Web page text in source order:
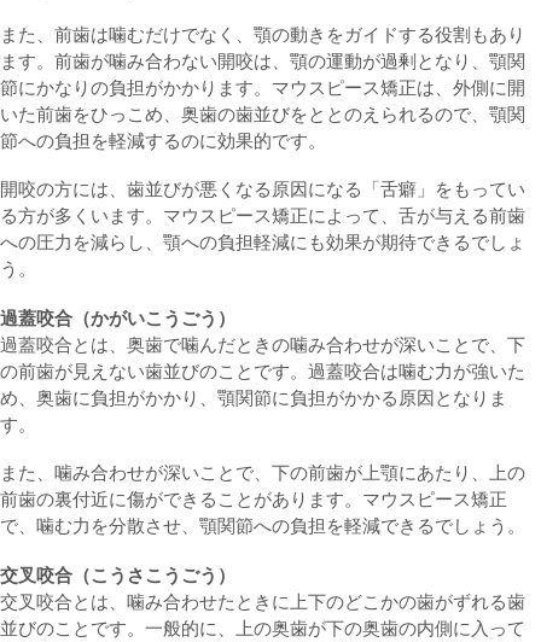
また、前歯は噛むだけでなく、顎の動きをガイドする役割もあり
ます。前歯が噛み合わない開咬は、顎の運動が過剰となり、顎関
節にかなりの負担がかかります。マウスピース矯正は、外側に開
いた前歯をひっこめ、奥歯の歯並びをととのえられるので、顎関
節への負担を軽減するのに効果的です。
開咬の方には、歯並びが悪くなる原因になる「舌癖」をもってい
る方が多くいます。マウスピース矯正によって、舌が与える前歯
への圧力を減らし、顎への負担軽減にも効果が期待できるでしょ
う。
過蓋咬合（かがいこうごう）
過蓋咬合とは、奥歯で噛んだときの噛み合わせが深いことで、下
の前歯が見えない歯並びのことです。過蓋咬合は噛む力が強いた
め、奥歯に負担がかかり、顎関節に負担がかかる原因となりま
す。
また、噛み合わせが深いことで、下の前歯が上顎にあたり、上の
前歯の裏付近に傷ができることがあります。マウスピース矯正
で、噛む力を分散させ、顎関節への負担を軽減できるでしょう。
交叉咬合（こうさこうごう）
交叉咬合とは、噛み合わせたときに上下のどこかの歯がずれる歯
並びのことです。一般的に、上の奥歯が下の奥歯の内側に入って